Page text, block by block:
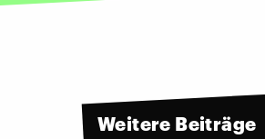
Weitere Beiträge